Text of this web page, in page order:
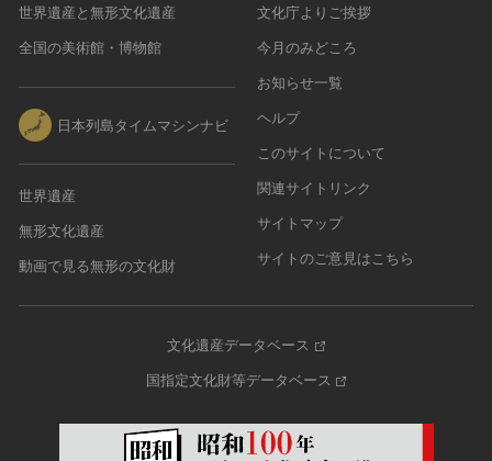
工芸技術
民俗芸能
世界遺産と無形文化遺産
全国の美術館・博物館
日本列島タイムマシンナビ
世界遺産
無形文化遺産
動画で見る無形の文化財
文化庁よりご挨拶
今月のみどころ
お知らせ一覧
ヘルプ
このサイトについて
関連サイトリンク
サイトマップ
サイトのご意見はこちら
文化遺産データベース
国指定文化財等データベース